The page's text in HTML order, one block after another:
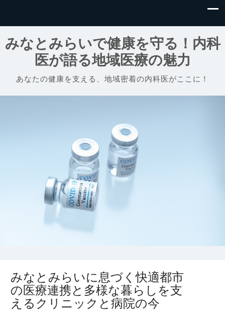
みなとみらいで健康を守る！内科
医が語る地域医療の魅力
あなたの健康を支える、地域密着の内科医がここに！
みなとみらいに息づく快適都市
の医療連携と多様な暮らしを支
えるクリニックと病院の今